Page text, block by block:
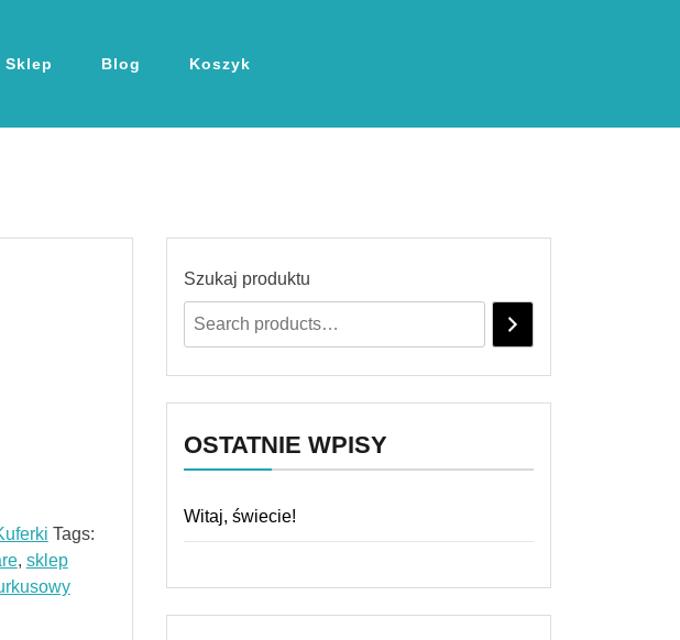
Sklep Blog Koszyk
Tags:
, sklep
Szukaj produktu
OSTATNIE WPISY
Witaj, świecie!